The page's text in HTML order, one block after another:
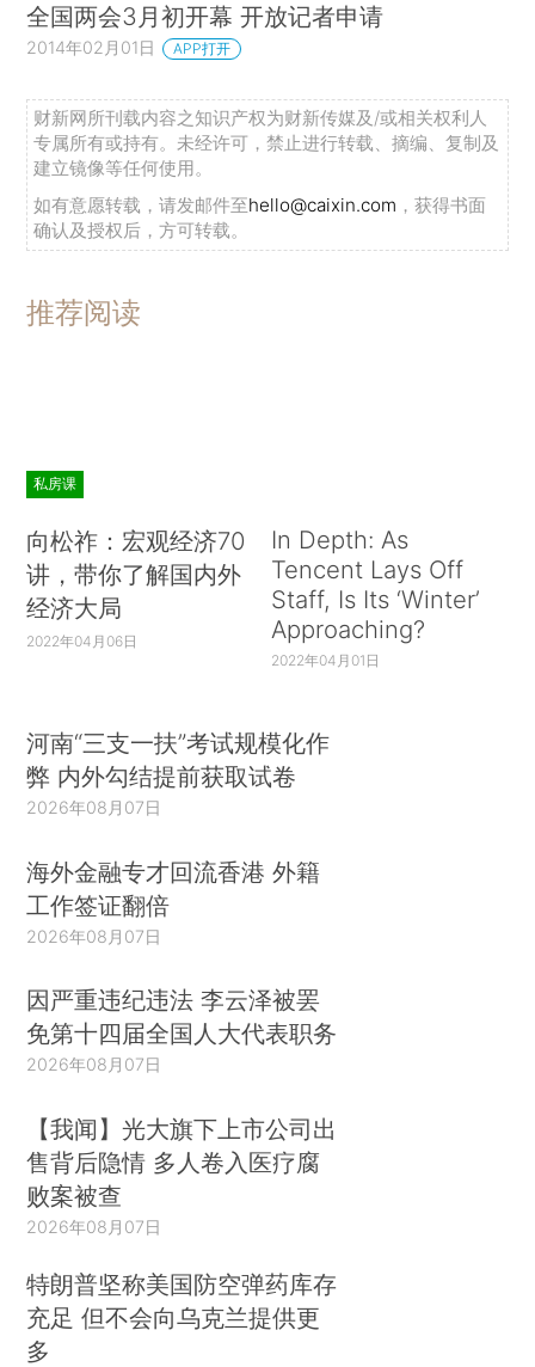
全国两会3月初开幕 开放记者申请
2014年02月01日 APP打开
财新网所刊载内容之知识产权为财新传媒及/或相关权利人
专属所有或持有。未经许可，禁止进行转载、摘编、复制及
建立镜像等任何使用。
如有意愿转载，请发邮件至hello@caixin.com ，获得书面
确认及授权后，方可转载。
推荐阅读
私房课
向松祚：宏观经济70
讲，带你了解国内外
经济大局
2022年04月06日
In Depth: As
Tencent Lays Off
Staff, Is Its ‘Winter’
Approaching?
2022年04月01日
河南“三支一扶”考试规模化作
弊 内外勾结提前获取试卷
2026年08月07日
海外金融专才回流香港 外籍
工作签证翻倍
2026年08月07日
因严重违纪违法 李云泽被罢
免第十四届全国人大代表职务
2026年08月07日
【我闻】光大旗下上市公司出
售背后隐情 多人卷入医疗腐
败案被查
2026年08月07日
特朗普坚称美国防空弹药库存
充足 但不会向乌克兰提供更
多